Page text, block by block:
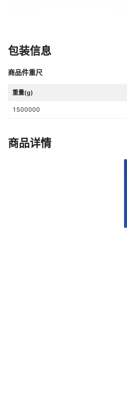
包装信息
商品件重尺
重量(g)
1500000
商品详情